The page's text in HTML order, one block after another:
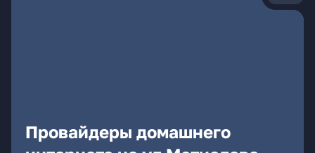
Провайдеры домашнего